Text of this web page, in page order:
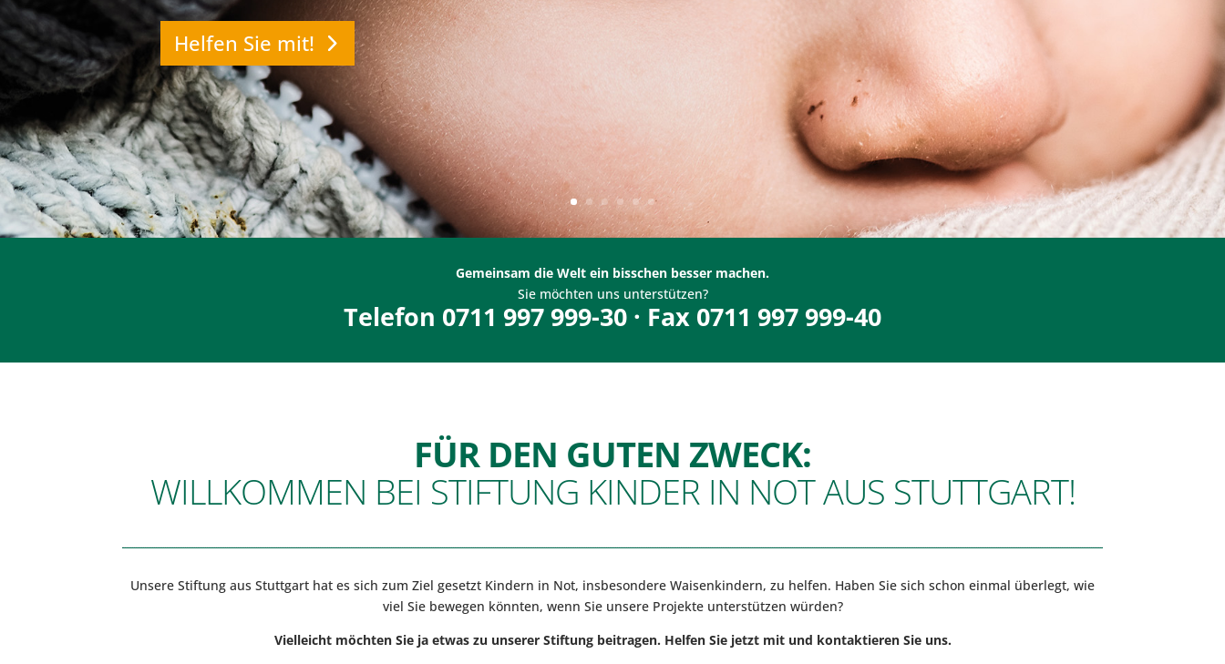
Helfen Sie mit!
Gemeinsam die Welt ein bisschen besser machen.
Sie möchten uns unterstützen?
Telefon 0711 997 999-30 · Fax 0711 997 999-40
FÜR DEN GUTEN ZWECK:
WILLKOMMEN BEI STIFTUNG KINDER IN NOT AUS STUTTGART!​
Unsere Stiftung aus Stuttgart hat es sich zum Ziel gesetzt Kindern in Not, insbesondere Waisenkindern, zu helfen. Haben Sie sich schon einmal überlegt, wie
viel Sie bewegen könnten, wenn Sie unsere Projekte unterstützen würden?
Vielleicht möchten Sie ja etwas zu unserer Stiftung beitragen. Helfen Sie jetzt mit und kontaktieren Sie uns.